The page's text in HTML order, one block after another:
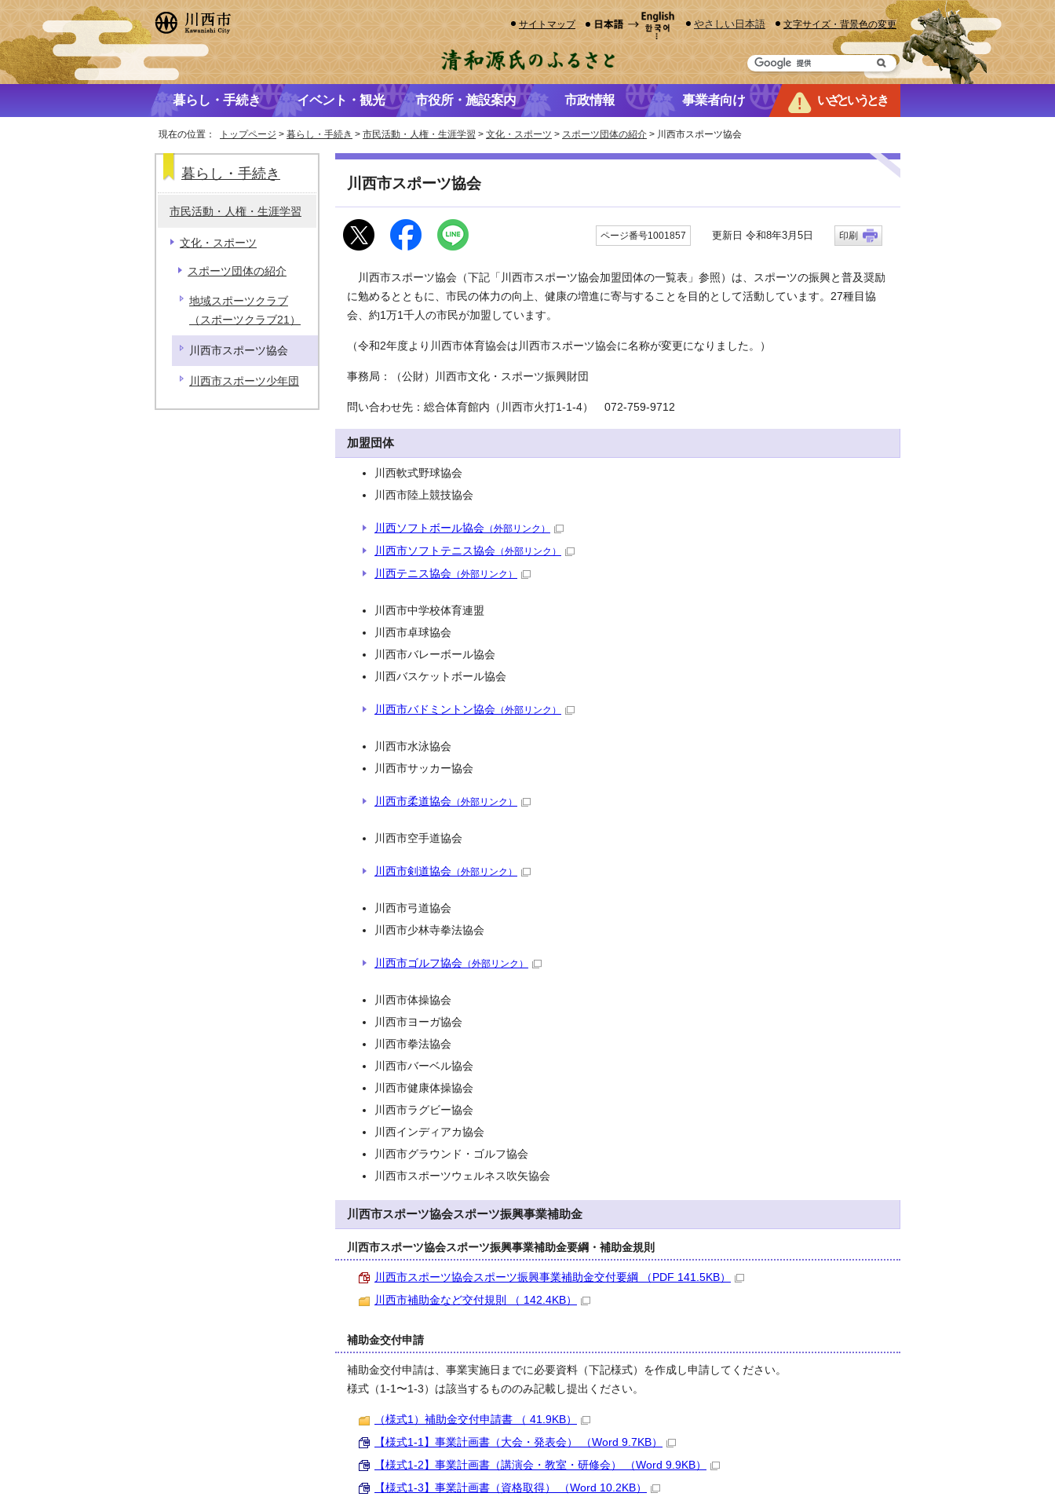
サイトマップ やさしい日本語 文字サイズ・背景色の変更
暮らし・手続き イベント・観光 市役所・施設案内 市政情報 事業者向け いざというとき
現在の位置： トップページ > 暮らし・手続き > 市民活動・人権・生涯学習 > 文化・スポーツ > スポーツ団体の紹介 > 川西市スポーツ協会
川西市スポーツ協会
ページ番号1001857 更新日 令和8年3月5日 印刷
川西市スポーツ協会（下記「川西市スポーツ協会加盟団体の一覧表」参照）は、スポーツの振興と普及奨励
に勉めるとともに、市民の体力の向上、健康の増進に寄与することを目的として活動しています。27種目協
会、約1万1千人の市民が加盟しています。
（令和2年度より川西市体育協会は川西市スポーツ協会に名称が変更になりました。）
事務局：（公財）川西市文化・スポーツ振興財団
問い合わせ先：総合体育館内（川西市火打1-1-4） 072-759-9712
加盟団体
川西軟式野球協会
川西市陸上競技協会
川西ソフトボール協会 （外部リンク）
川西市ソフトテニス協会 （外部リンク）
川西テニス協会 （外部リンク）
川西市中学校体育連盟
川西市卓球協会
川西市バレーボール協会
川西バスケットボール協会
川西市バドミントン協会 （外部リンク）
川西市水泳協会
川西市サッカー協会
川西市柔道協会 （外部リンク）
川西市空手道協会
川西市剣道協会 （外部リンク）
川西市弓道協会
川西市少林寺拳法協会
川西市ゴルフ協会 （外部リンク）
川西市体操協会
川西市ヨーガ協会
川西市拳法協会
川西市バーベル協会
川西市健康体操協会
川西市ラグビー協会
川西インディアカ協会
川西市グラウンド・ゴルフ協会
川西市スポーツウェルネス吹矢協会
川西市スポーツ協会スポーツ振興事業補助金
川西市スポーツ協会スポーツ振興事業補助金要綱・補助金規則
川西市スポーツ協会スポーツ振興事業補助金交付要綱 （PDF 141.5KB）
川西市補助金など交付規則 （ 142.4KB）
補助金交付申請
補助金交付申請は、事業実施日までに必要資料（下記様式）を作成し申請してください。
様式（1-1〜1-3）は該当するもののみ記載し提出ください。
（様式1）補助金交付申請書 （ 41.9KB）
【様式1-1】事業計画書（大会・発表会） （Word 9.7KB）
【様式1-2】事業計画書（講演会・教室・研修会） （Word 9.9KB）
【様式1-3】事業計画書（資格取得） （Word 10.2KB）
暮らし・手続き
市民活動・人権・生涯学習
文化・スポーツ
スポーツ団体の紹介
地域スポーツクラブ
（スポーツクラブ21）
川西市スポーツ協会
川西市スポーツ少年団